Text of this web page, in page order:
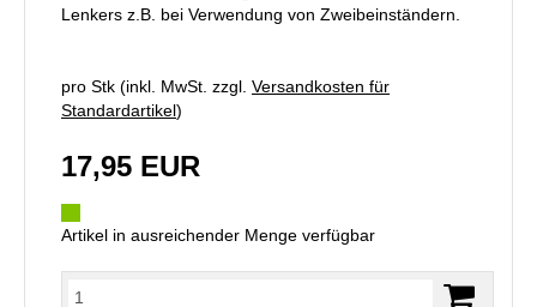
Lenkers z.B. bei Verwendung von Zweibeinständern.
pro Stk (inkl. MwSt. zzgl. Versandkosten für
Standardartikel)
17,95 EUR
Artikel in ausreichender Menge verfügbar